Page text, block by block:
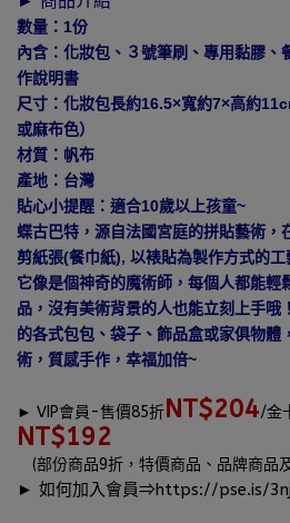
數量：1份
內含：化妝包、３號筆刷、專用黏膠、
作說明書
尺寸：化妝包長約16.5×寬約7×高約
或麻布色）
材質：帆布
產地：台灣
貼心小提醒：適合10歲以上孩童~
蝶古巴特，源自法國宮庭的拼貼藝術，
剪紙張(餐巾紙), 以裱貼為製作方式的工
它像是個神奇的魔術師，每個人都能輕
品，沒有美術背景的人也能立刻上手哦
的各式包包、袋子、飾品盒或家俱物體
術，質感手作，幸福加倍~
► VIP會員-售價85折 NT$204/金
NT$192
(部份商品9折，特價商品、品牌商品
► 如何加入會員⇒https://pse.is/